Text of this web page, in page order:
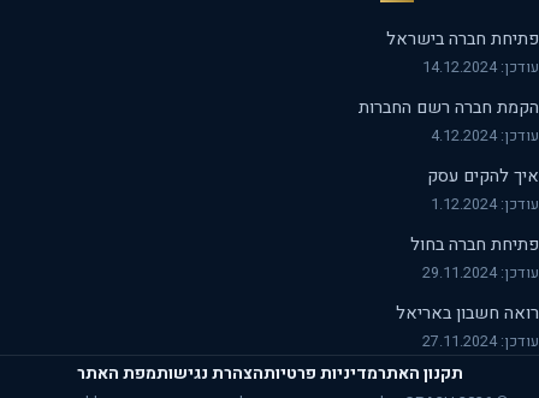
חברה בישראל
חברה רשם החברות
להקים עסק
חברה בחול
חשבון באריאל
תקנון האתרמדיניות פרטיותהצהרת נגישותמפת האתר